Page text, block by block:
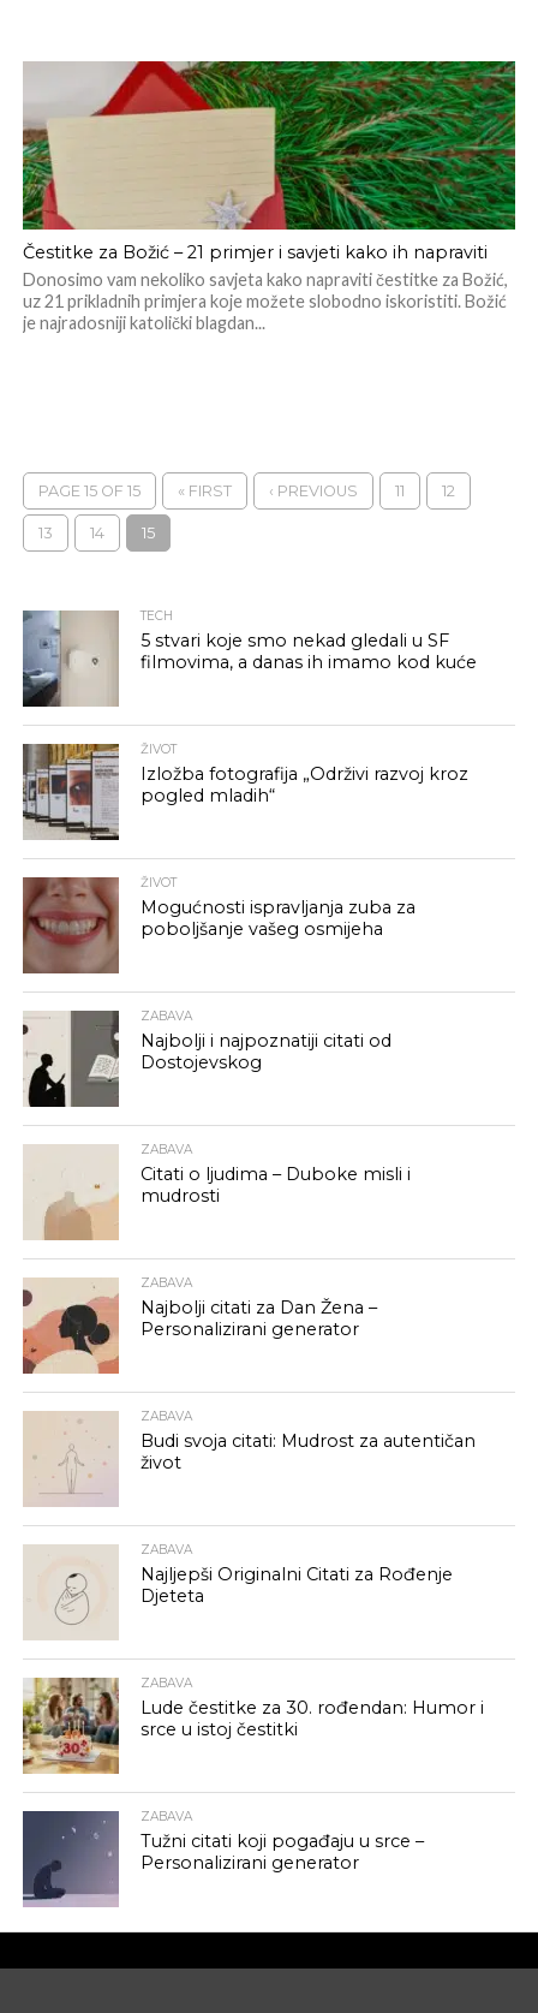
Čestitke za Božić – 21 primjer i savjeti kako ih napraviti
Donosimo vam nekoliko savjeta kako napraviti čestitke za Božić,
uz 21 prikladnih primjera koje možete slobodno iskoristiti. Božić
je najradosniji katolički blagdan...
PAGE 15 OF 15 « FIRST ‹ PREVIOUS 11 12
13 14 15
TECH
5 stvari koje smo nekad gledali u SF
filmovima, a danas ih imamo kod kuće
ŽIVOT
Izložba fotografija „Održivi razvoj kroz
pogled mladih“
ŽIVOT
Mogućnosti ispravljanja zuba za
poboljšanje vašeg osmijeha
ZABAVA
Najbolji i najpoznatiji citati od
Dostojevskog
ZABAVA
Citati o ljudima – Duboke misli i
mudrosti
ZABAVA
Najbolji citati za Dan Žena –
Personalizirani generator
ZABAVA
Budi svoja citati: Mudrost za autentičan
život
ZABAVA
Najljepši Originalni Citati za Rođenje
Djeteta
ZABAVA
Lude čestitke za 30. rođendan: Humor i
srce u istoj čestitki
ZABAVA
Tužni citati koji pogađaju u srce –
Personalizirani generator